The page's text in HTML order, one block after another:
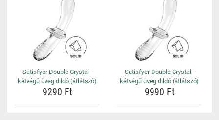
Satisfyer Double Crystal -
kétvégű üveg dildó (átlátszó)
9290 Ft
Satisfyer Double Crystal -
kétvégű üveg dildó (átlátszó)
9990 Ft